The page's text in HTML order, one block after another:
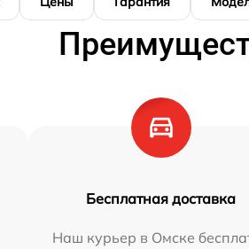
Бесплатная доставка
Наш курьер в Омске